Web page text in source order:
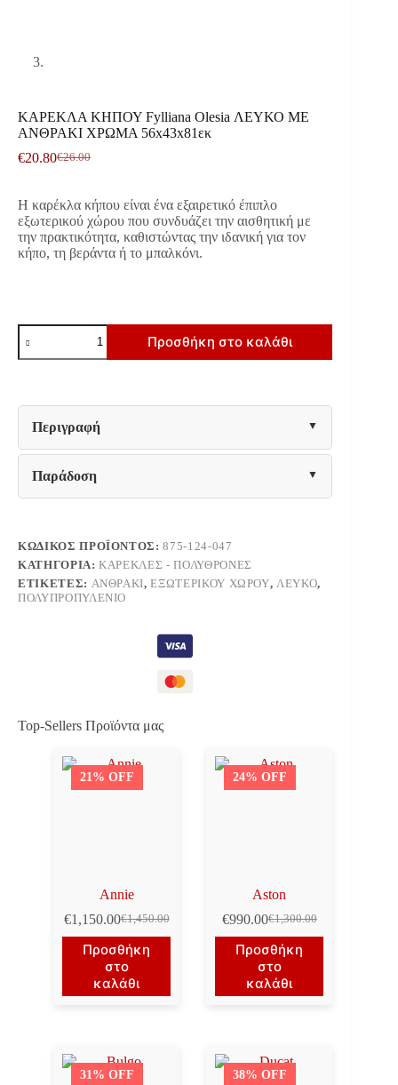
ΚΑΡΕΚΛΑ ΚΗΠΟΥ Fylliana Olesia ΛΕΥΚΟ ΜΕ
ΑΝΘΡΑΚΙ ΧΡΩΜΑ 56x43x81εκ
€26.00
Original
was:
€26.00.
€20.80Η
τιμή
είναι:
€20.80.
Η καρέκλα κήπου είναι ένα εξαιρετικό έπιπλο
εξωτερικού χώρου που συνδυάζει την αισθητική με
την πρακτικότητα, καθιστώντας την ιδανική για τον
κήπο, τη βεράντα ή το μπαλκόνι.
ΚΑΡΕΚΛΑ
ΚΗΠΟΥ
Fylliana
ΜΕ
ΑΝΘΡΑΚΙ
ΧΡΩΜΑ
56x43x81εκ
ποσότητα
Προσθήκη στο καλάθι
Περιγραφή
Παράδοση
ΚΩΔΙΚΌΣ ΠΡΟΪΌΝΤΟΣ:875-124-047
ΚΑΤΗΓΟΡΊΑ:ΚΑΡΈΚΛΕΣ - ΠΟΛΥΘΡΌΝΕΣ
ΕΤΙΚΈΤΕΣ: ΑΝΘΡΑΚΊ,ΕΞΩΤΕΡΙΚΟΎ ΧΏΡΟΥ, ΛΕΥΚΌ,
ΠΟΛΥΠΡΟΠΥΛΈΝΙΟ
Top-Sellers Προϊόντα μας
21% OFF
Annie
€1,450.00
Original
price
was:
€1,450.00.
€1,150.00Η
τρέχουσα
τιμή
είναι:
€1,150.00.
Προσθήκη
στο
καλάθι
24% OFF
Aston
€1,300.00
Original
price
was:
€1,300.00.
€990.00Η
τρέχουσα
τιμή
είναι:
€990.00.
Προσθήκη
στο
καλάθι
31% OFF 38% OFF